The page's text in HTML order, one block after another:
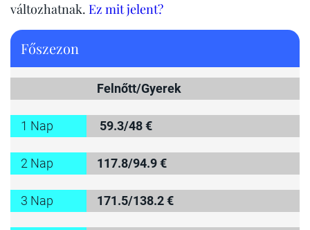
változhatnak. Ez mit jelent?
Főszezon
Felnőtt/Gyerek
1 Nap 59.3/48 €
2 Nap 117.8/94.9 €
3 Nap 171.5/138.2 €